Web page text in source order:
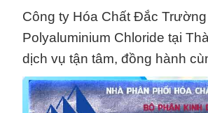
Công ty Hóa Chất Đắc
Polyaluminium Chloride tại
dịch vụ tận tâm, đồng hành